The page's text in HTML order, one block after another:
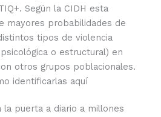
Según la CIDH esta
mayores probabilidades de
tipos de violencia
o estructural) en
otros grupos poblacionales.
identificarlas aquí
la puerta a diario a millones